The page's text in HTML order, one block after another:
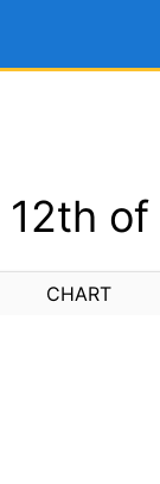
of
CHART